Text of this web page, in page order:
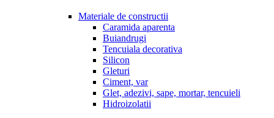
Materiale de constructii
Caramida aparenta
Buiandrugi
Tencuiala decorativa
Silicon
Gleturi
Ciment, var
Glet, adezivi, sape, mortar, tencuieli
Hidroizolatii